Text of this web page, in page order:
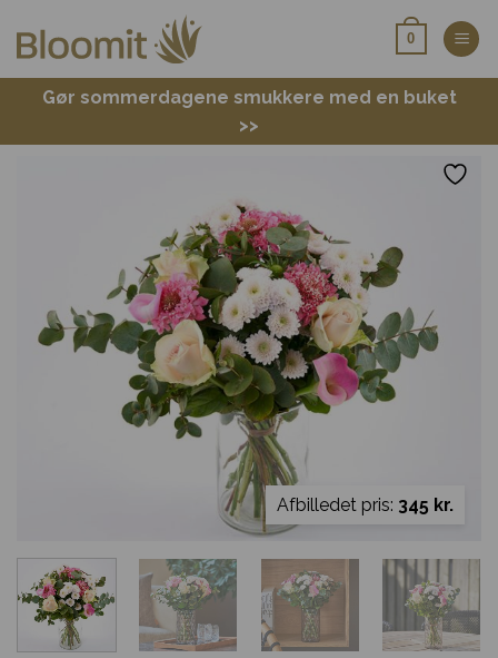
0
Gør sommerdagene smukkere med en buket
>>
Afbilledet pris: 345 kr.